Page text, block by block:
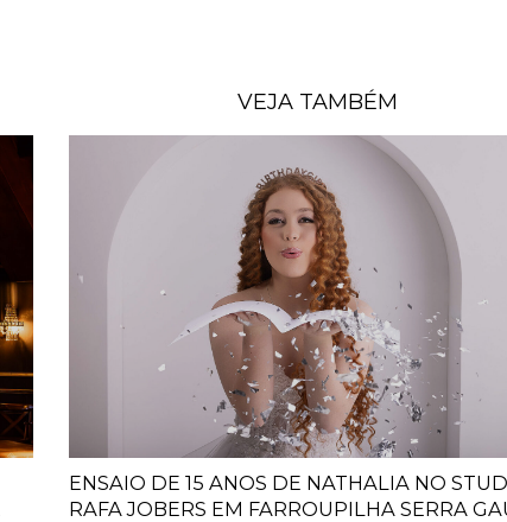
VEJA TAMBÉM
ENSAIO DE 15 ANOS DE NATHALIA NO
RAFA JOBERS EM FARROUPILHA SERRA